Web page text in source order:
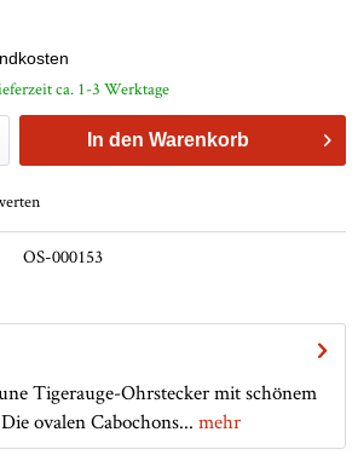
ca. 1-3 Werktage
In den Warenkorb
OS-000153
Tigerauge-Ohrstecker mit schönem
ovalen Cabochons... mehr